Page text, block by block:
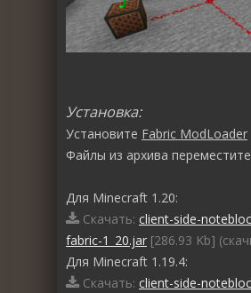
Установка:
Установите Fabric ModLoader
Файлы из архива
Для Minecraft 1.20:
Скачать: client-side-
fabric-1_20.jar [286.93 Kb]
Для Minecraft 1.19.4:
Скачать: client-side-